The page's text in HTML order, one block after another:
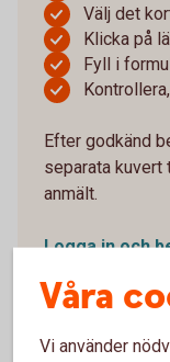
Välj det
Klicka på
Fyll i
Efter godkänd
separata kuvert
anmält.
Logga in och
Våra
Vi använder